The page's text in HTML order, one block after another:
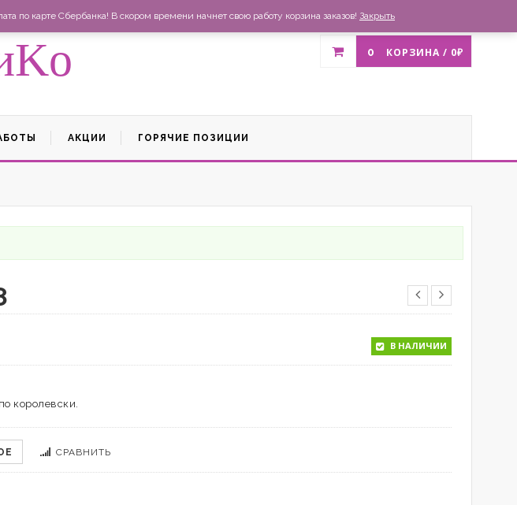
Магазин Доставка и оплата Список желаний
0 КОРЗИНА / 0₽
АКЦИИ ГОРЯЧИЕ ПОЗИЦИИ
В НАЛИЧИИ
королевски.
СРАВНИТЬ
по карте Сбербанка! В скором времени начнет свою работу корзина заказов! Закрыть